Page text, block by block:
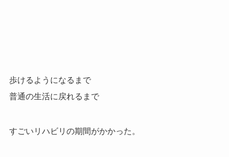
歩けるようになるまで
普通の生活に戻れるまで
すごいリハビリの期間がかかった。